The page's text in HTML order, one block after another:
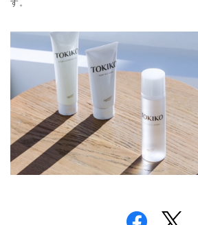
す。